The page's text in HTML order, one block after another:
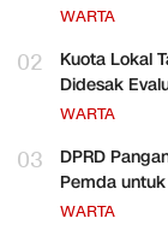
WARTA
02
Kuota Lokal
Didesak
WARTA
03
DPRD
Pemda
WARTA